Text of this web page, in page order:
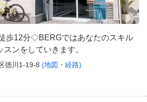
歩12分◇BERGではあなたのスキル
ンをしていきます。
徳川1-19-8 (地図・経路)